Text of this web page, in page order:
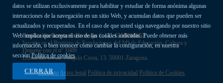
datos se utilizan exclusivamente para habilitar y estudiar de forma anónima algunas
interacciones de la navegación en un sitio Web, y acumulan datos que pueden ser
actualizados y recuperados. En el caso de que usted siga navegando por nuestro sitio
Web implica que acepta el uso de las cookies indicadas. Puede obtener más
información, o bien conocer cómo cambiar la configuración, en nuestra
secciónPolítica de cookies
CERRAR
Fundación Bancaria Ibercaja C.I.F. G-50000652.
Inscrita en el Registro de Fundaciones del Mº de Educación, Cultura y
Deporte con el nº 1689.
Domicilio social: Joaquín Costa, 13. 50001 Zaragoza.
ContactoAviso legal Política de privacidad Política de Cookies